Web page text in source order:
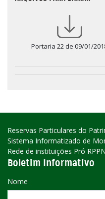
Portaria 22 de 09/01/
Reservas Particulares do
Sistema Informatizado de
Rede de instituições Pró
Boletim Informativo
Nome